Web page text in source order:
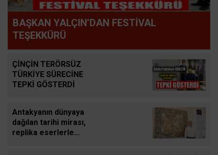
BAŞKAN YALÇIN’DAN FESTİVAL
TEŞEKKÜRÜ
ÇİNÇİN TERÖRSÜZ
TÜRKİYE SÜRECİNE
TEPKİ GÖSTERDİ
Antakyanın dünyaya
dağılan tarihi mirası,
replika eserlerle